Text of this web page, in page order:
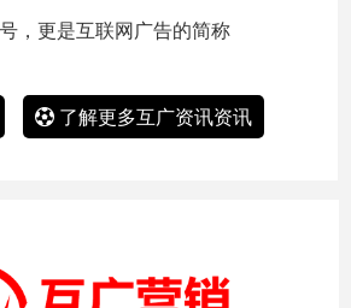
，更是互联网广告的简称
了解更多互广资讯资讯